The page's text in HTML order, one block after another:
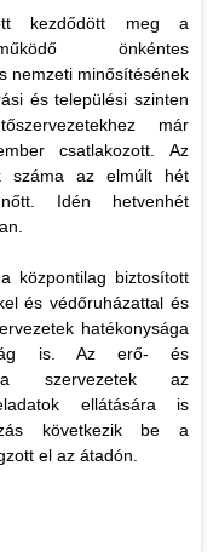
kezdődött meg a
önkéntes
nemzeti minősítésének
és települési szinten
már
csatlakozott. Az
száma az elmúlt hét
Idén hetvenhét
központilag biztosított
és védőruházattal és
hatékonysága
is. Az erő- és
a szervezetek az
ellátására is
következik be a
el az átadón.